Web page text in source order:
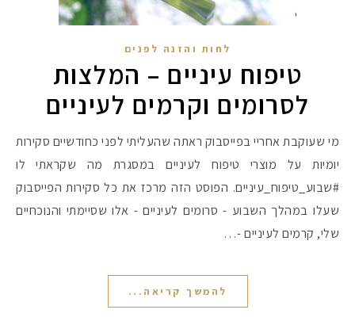
לחות והזנה לפנים
טיפוח עיניים – המלצות
לסרומים וקרמים לעיניים
מי שעוקבת אחריי בפייסבוק ראתה שהעליתי לפני כחודשיים סקירות
יומיות על מוצרי טיפוח לעיניים במסגרת מה שקראתי לו
#שבוע_טיפוח_עיניים. הפוסט הזה מרכז את כל סקירות הפייסבוק
שעלו במהלך השבוע - סרומים לעיניים - אלו שסיימתי והנוכחיים
שלי, קרמים לעיניים -…
להמשך קריאה...